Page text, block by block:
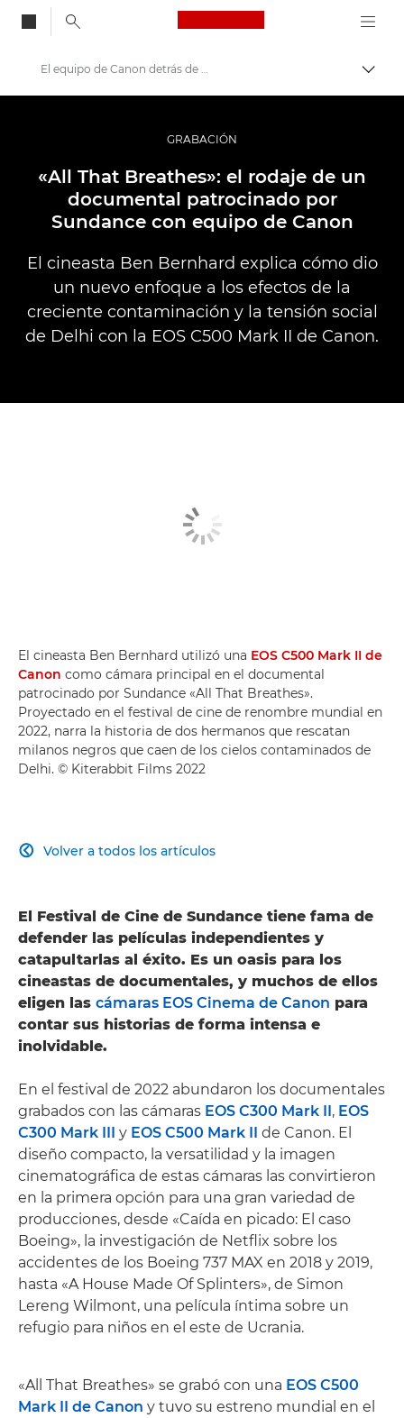
Canon Logo, back
Fotografías y vídeos profesionales
Historias
El equipo de Canon detrás de «All That Breathes»
GRABACIÓN
«All That Breathes»: el rodaje de un
documental patrocinado por
Sundance con equipo de Canon
El cineasta Ben Bernhard explica cómo dio
un nuevo enfoque a los efectos de la
creciente contaminación y la tensión social
de Delhi con la EOS C500 Mark II de Canon.
El cineasta Ben Bernhard utilizó una EOS C500 Mark II de
Canon como cámara principal en el documental
patrocinado por Sundance «All That Breathes».
Proyectado en el festival de cine de renombre mundial en
2022, narra la historia de dos hermanos que rescatan
milanos negros que caen de los cielos contaminados de
Delhi. © Kiterabbit Films 2022
Volver a todos los artículos

El Festival de Cine de Sundance tiene fama de
defender las películas independientes y
catapultarlas al éxito. Es un oasis para los
cineastas de documentales, y muchos de ellos
eligen las cámaras EOS Cinema de Canon para
contar sus historias de forma intensa e
inolvidable.
En el festival de 2022 abundaron los documentales
grabados con las cámaras EOS C300 Mark II, EOS
C300 Mark III y EOS C500 Mark II de Canon. El
diseño compacto, la versatilidad y la imagen
cinematográfica de estas cámaras las convirtieron
en la primera opción para una gran variedad de
producciones, desde «Caída en picado: El caso
Boeing», la investigación de Netflix sobre los
accidentes de los Boeing 737 MAX en 2018 y 2019,
hasta «A House Made Of Splinters», de Simon
Lereng Wilmont, una película íntima sobre un
refugio para niños en el este de Ucrania.
«All That Breathes» se grabó con una EOS C500
Mark II de Canon y tuvo su estreno mundial en el